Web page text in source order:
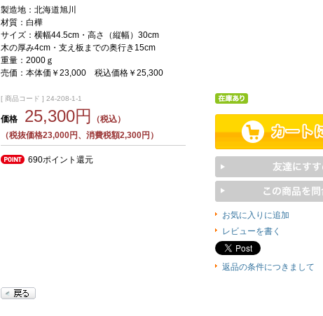
製造地：北海道旭川
材質：白樺
サイズ：横幅44.5cm・高さ（縦幅）30cm
木の厚み4cm・支え板までの奥行き15cm
重量：2000ｇ
売価：本体価￥23,000 税込価格￥25,300
[ 商品コード ] 24-208-1-1
価格 25,300円
（税込）
（税抜価格23,000円、消費税額2,300円）
690ポイント還元
お気に入りに追加
レビューを書く
返品の条件につきまして